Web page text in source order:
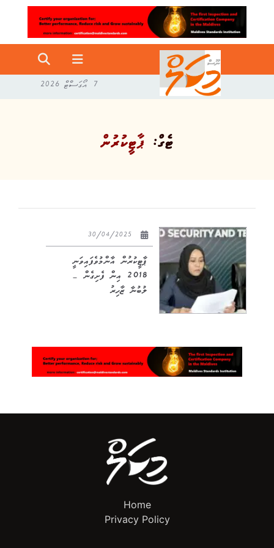
7 އޯގަސްޓް 2026
ޓެގް: ޕާޓީކުރުން
ޕާޓީކުރުން އާންމުވެފައިވަނީ
2018 އިން ފެށިގެން –
ލުބުނާ ޒާހިރު
Home
Privacy Policy